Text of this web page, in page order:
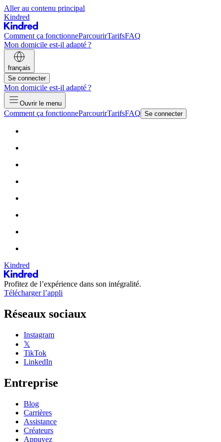
Aller au contenu principal
Kindred
Comment ça fonctionneParcourirTarifsFAQ
Mon domicile est-il adapté ?
français
Se connecter
Mon domicile est-il adapté ?
Ouvrir le menu
Comment ça fonctionneParcourirTarifsFAQ Se connecter
Kindred
Profitez de l’expérience dans son intégralité.
Télécharger l’appli
Réseaux sociaux
Instagram
𝕏
TikTok
LinkedIn
Entreprise
Blog
Carrières
Assistance
Créateurs
Appuyez